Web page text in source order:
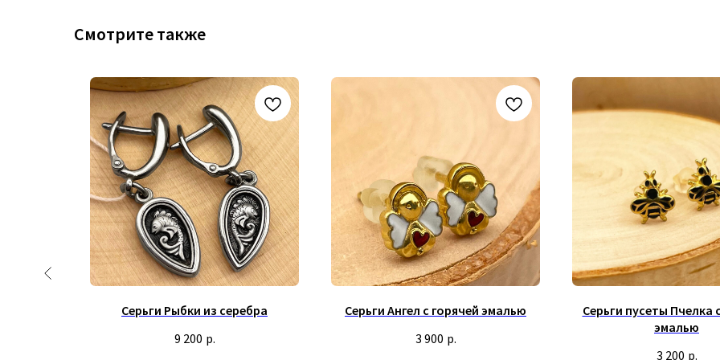
Смотрите также
Серьги Рыбки из серебра
9 200 р.
Серьги Ангел с горячей эмалью
3 900 р.
Серьги пусеты Пчелка
эмалью
3 200 р.